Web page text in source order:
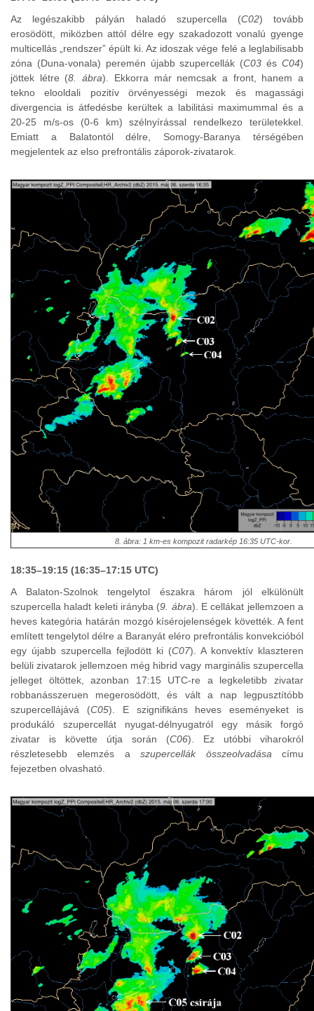
Az legészakibb pályán haladó szupercella (C02) tovább
erosödött, miközben attól délre egy szakadozott vonalú gyenge
multicellás „rendszer” épült ki. Az idoszak vége felé a leglabilisabb
zóna (Duna-vonala) peremén újabb szupercellák (C03 és C04)
jöttek létre (8. ábra). Ekkorra már nemcsak a front, hanem a
tekno elooldali pozitív örvényességi mezok és magassági
divergencia is átfedésbe kerültek a labilitási maximummal és a
20-25 m/s-os (0-6 km) szélnyírással rendelkezo területekkel.
Emiatt a Balatontól délre, Somogy-Baranya térségében
megjelentek az elso prefrontális záporok-zivatarok.
8. ábra: 1 km-es kompozit radarkép 16:35 UTC-kor.
18:35–19:15 (16:35–17:15 UTC)
A Balaton-Szolnok tengelytol északra három jól elkülönült
szupercella haladt keleti irányba (9. ábra). E cellákat jellemzoen a
heves kategória határán mozgó kísérojelenségek követték. A fent
említett tengelytol délre a Baranyát eléro prefrontális konvekcióból
egy újabb szupercella fejlodött ki (C07). A konvektív klaszteren
belüli zivatarok jellemzoen még hibrid vagy marginális szupercella
jelleget öltöttek, azonban 17:15 UTC-re a legkeletibb zivatar
robbanásszeruen megerosödött, és vált a nap legpusztítóbb
szupercellájává (C05). E szignifikáns heves eseményeket is
produkáló szupercellát nyugat-délnyugatról egy másik forgó
zivatar is követte útja során (C06). Ez utóbbi viharokról
részletesebb elemzés aszupercellák összeolvadása címu
fejezetben olvasható.